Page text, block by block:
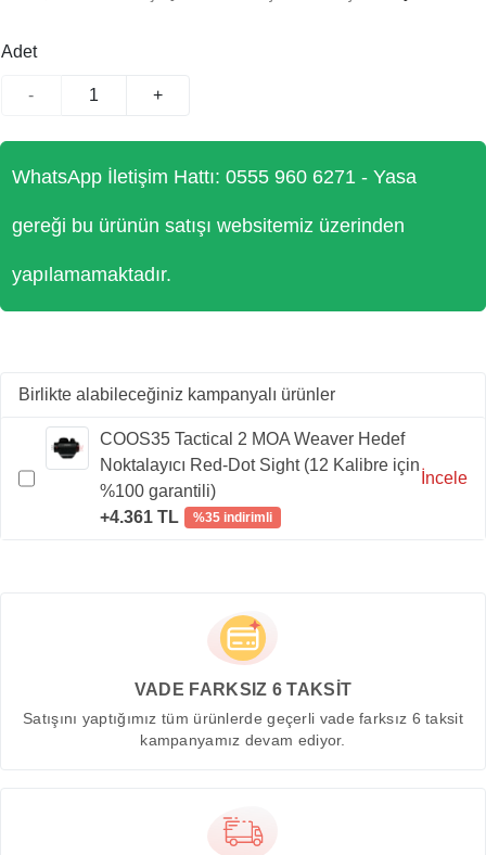
Adet
- +
WhatsApp İletişim Hattı: 0555 960 6271 - Yasa
gereği bu ürünün satışı websitemiz üzerinden
yapılamamaktadır.
Birlikte alabileceğiniz kampanyalı ürünler
COOS35 Tactical 2 MOA Weaver Hedef
Noktalayıcı Red-Dot Sight (12 Kalibre için
%100 garantili)
+4.361 TL
%35 indirimli
İncele
VADE FARKSIZ 6 TAKSİT
Satışını yaptığımız tüm ürünlerde geçerli vade farksız 6 taksit
kampanyamız devam ediyor.